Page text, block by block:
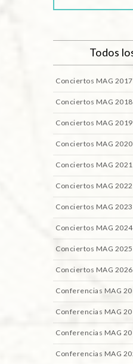
Todos
Conciertos MAG 2017
Conciertos MAG 2018
Conciertos MAG 2019
Conciertos MAG 2020
Conciertos MAG 2021
Conciertos MAG 2022
Conciertos MAG 2023
Conciertos MAG 2024
Conciertos MAG 2025
Conciertos MAG 2026
Conferencias MAG
Conferencias MAG
Conferencias MAG
Conferencias MAG